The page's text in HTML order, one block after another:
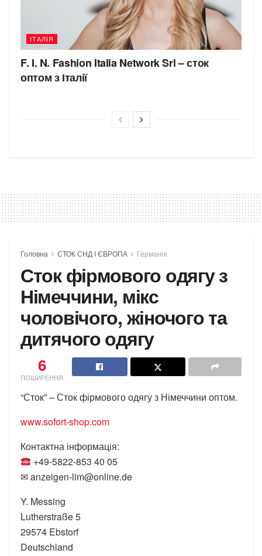
ІТАЛІЯ
F. I. N. Fashion Italia Network Srl – сток
оптом з Італії
Головна СТОК СНД І ЄВРОПА Германія
Сток фірмового одягу з
Німеччини, мікс
чоловічого, жіночого та
дитячого одягу
6
ПОШИРЕННЯ
“Сток” – Сток фірмового одягу з Німеччини оптом.
www.sofort-shop.com
Контактна інформація:
+49-5822-853 40 05
✉ anzeigen-lim@online.de
Y. Messing
Lutherstraße 5
29574 Ebstorf
Deutschland